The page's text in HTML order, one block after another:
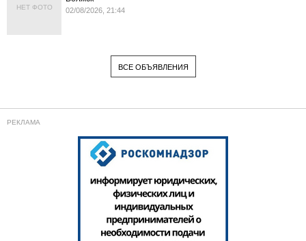
НЕТ ФОТО 02/08/2026, 21:44
ВСЕ ОБЪЯВЛЕНИЯ